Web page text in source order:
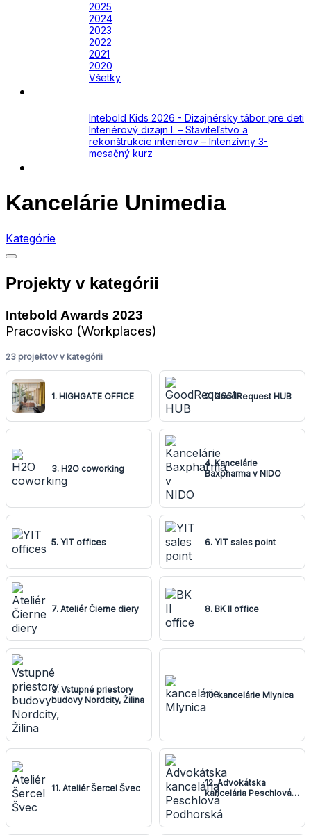
2025
2024
2023
2022
2021
2020
Všetky
Intebold Kids 2026 - Dizajnérsky tábor pre deti
Interiérový dizajn I. – Staviteľstvo a
rekonštrukcie interiérov – Intenzívny 3-
mesačný kurz
Kancelárie Unimedia
Kategórie
Projekty v kategórii
Intebold Awards 2023
Pracovisko (Workplaces)
23 projektov v kategórii
1. HIGHGATE OFFICE 2. GoodRequest HUB
3. H2O coworking
4. Kancelárie
Baxpharma v NIDO
5. YIT offices 6. YIT sales point
7. Ateliér Čierne diery 8. BK II office
9. Vstupné priestory
budovy Nordcity, Žilina
10. kancelárie Mlynica
11. Ateliér Šercel Švec
12. Advokátska
kancelária Peschlová
Podhorská